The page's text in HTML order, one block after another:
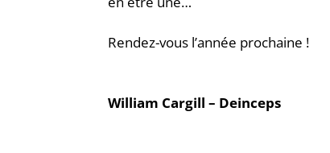
Rendez-vous l’année prochaine !
William Cargill – Deinceps